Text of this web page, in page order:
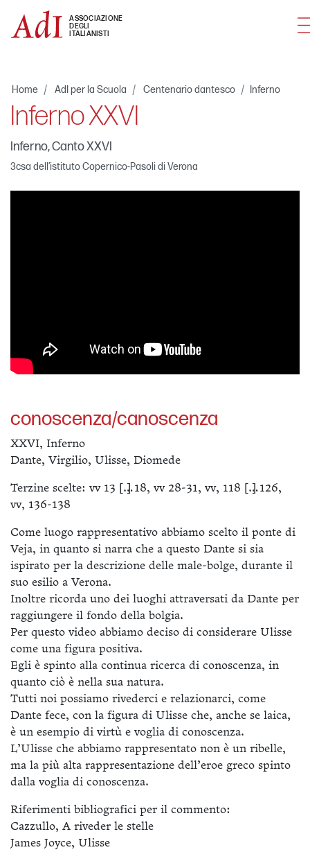
ASSOCIAZIONE
DEGLI
ITALIANISTI
Home AdI per la Scuola Centenario dantesco Inferno
Inferno XXVI
Inferno, Canto XXVI
3csa dell’istituto Copernico-Pasoli di Verona
conoscenza/canoscenza
XXVI, Inferno
Dante, Virgilio, Ulisse, Diomede
Terzine scelte: vv 13 […] 18, vv 28-31, vv, 118 […] 126,
vv, 136-138
Come luogo rappresentativo abbiamo scelto il ponte di
Veja, in quanto si narra che a questo Dante si sia
ispirato per la descrizione delle male-bolge, durante il
suo esilio a Verona.
Inoltre ricorda uno dei luoghi attraversati da Dante per
raggiungere il fondo della bolgia.
Per questo video abbiamo deciso di considerare Ulisse
come una figura positiva.
Egli è spinto alla continua ricerca di conoscenza, in
quanto ciò è nella sua natura.
Tutti noi possiamo rivederci e relazionarci, come
Dante fece, con la figura di Ulisse che, anche se laica,
è un esempio di virtù e voglia di conoscenza.
L’Ulisse che abbiamo rappresentato non è un ribelle,
ma la più alta rappresentazione dell’eroe greco spinto
dalla voglia di conoscenza.
Riferimenti bibliografici per il commento:
Cazzullo, A riveder le stelle
James Joyce, Ulisse